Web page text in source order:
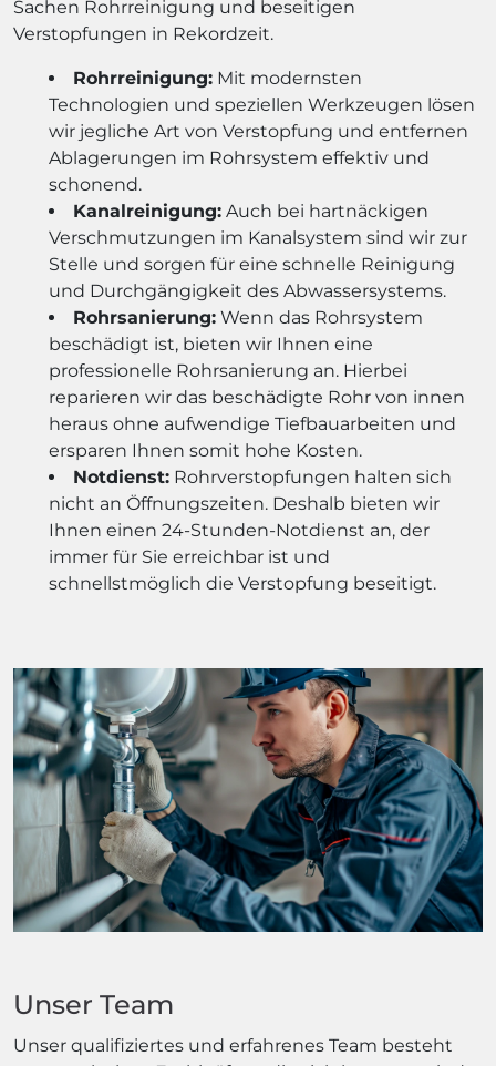
Sachen Rohrreinigung und beseitigen
Verstopfungen in Rekordzeit.
Rohrreinigung: Mit modernsten
Technologien und speziellen Werkzeugen lösen
wir jegliche Art von Verstopfung und entfernen
Ablagerungen im Rohrsystem effektiv und
schonend.
Kanalreinigung: Auch bei hartnäckigen
Verschmutzungen im Kanalsystem sind wir zur
Stelle und sorgen für eine schnelle Reinigung
und Durchgängigkeit des Abwassersystems.
Rohrsanierung: Wenn das Rohrsystem
beschädigt ist, bieten wir Ihnen eine
professionelle Rohrsanierung an. Hierbei
reparieren wir das beschädigte Rohr von innen
heraus ohne aufwendige Tiefbauarbeiten und
ersparen Ihnen somit hohe Kosten.
Notdienst: Rohrverstopfungen halten sich
nicht an Öffnungszeiten. Deshalb bieten wir
Ihnen einen 24-Stunden-Notdienst an, der
immer für Sie erreichbar ist und
schnellstmöglich die Verstopfung beseitigt.
Unser Team
Unser qualifiziertes und erfahrenes Team besteht